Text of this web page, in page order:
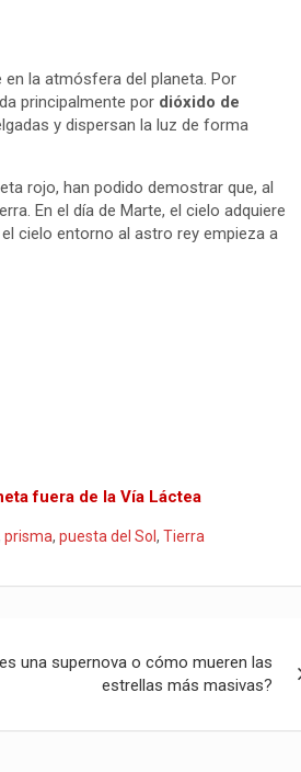
la atmósfera del planeta. Por
principalmente por dióxido de
y dispersan la luz de forma
rojo, han podido demostrar que, al
En el día de Marte, el cielo adquiere
cielo entorno al astro rey empieza a
fuera de la Vía Láctea
prisma, puesta del Sol , Tierra
una supernova o cómo mueren las
estrellas más masivas?